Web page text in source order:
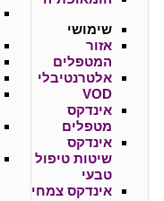
שימושי
אזור
המטפלים
אלטרנטיבלי
VOD
אינדקס
מטפלים
אינדקס
שיטות טיפול
טבעי
אינדקס צמחי